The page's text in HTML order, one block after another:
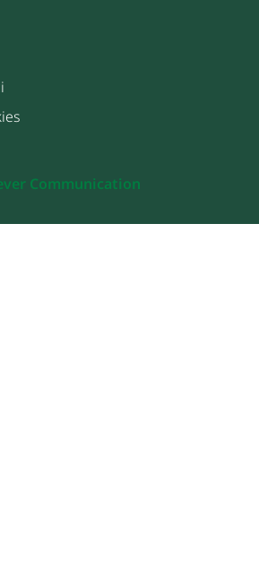
Communication